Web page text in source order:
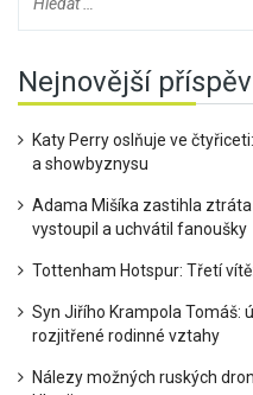
Nejnovější
Katy Perry oslňuje ve
a showbyznysu
Adama Mišíka zastihla
vystoupil a uchvátil fanoušky
Tottenham Hotspur: Třetí
Syn Jiřího Krampola Tomáš:
rozjitřené rodinné vztahy
Nálezy možných ruských